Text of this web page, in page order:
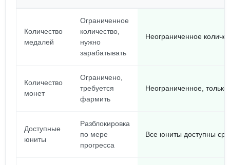
Количество
медалей
Ограниченное
количество,
нужно
зарабатывать
Неограниченное
Количество
монет
Ограничено,
требуется
фармить
Неограниченное, только
Доступные
юниты
Разблокировка
по мере
прогресса
Все юниты доступны